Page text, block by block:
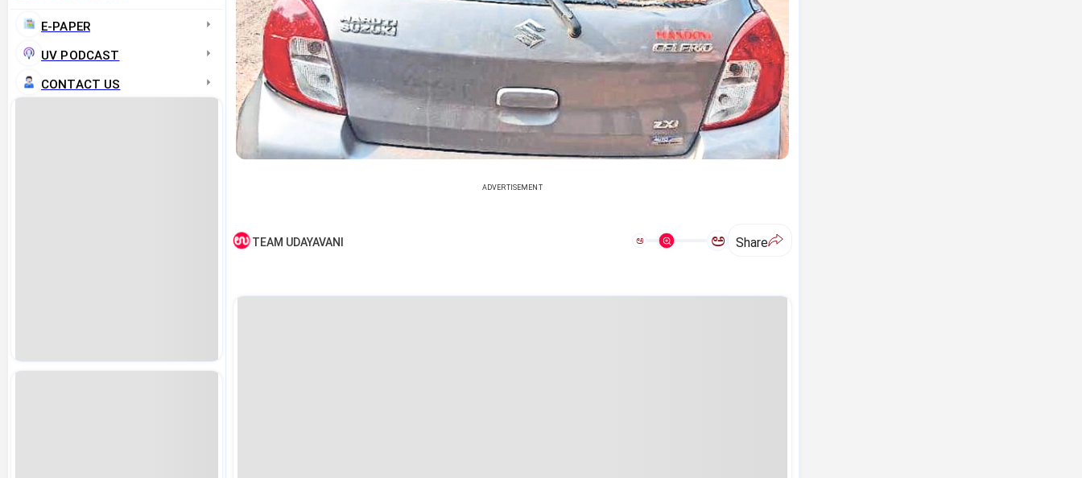
E-PAPER
UV PODCAST
CONTACT US
ADVERTISEMENT
TEAM UDAYAVANI ಅ ಅ Share